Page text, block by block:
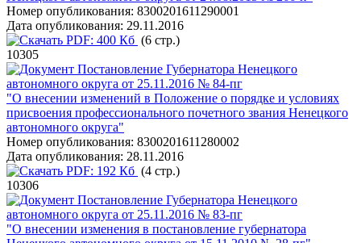
Номер опубликования: 8300201611290001
Дата опубликования: 29.11.2016
PDF: 400 Кб (6 стр.)
10305
Постановление Губернатора Ненецкого
автономного округа от 25.11.2016 № 84-пг
"О внесении изменений в Положение о порядке и условиях
присвоения профессионального почетного звания Ненецкого
автономного округа"
Номер опубликования: 8300201611280002
Дата опубликования: 28.11.2016
PDF: 192 Кб (4 стр.)
10306
Постановление Губернатора Ненецкого
автономного округа от 25.11.2016 № 83-пг
"О внесении изменения в постановление губернатора